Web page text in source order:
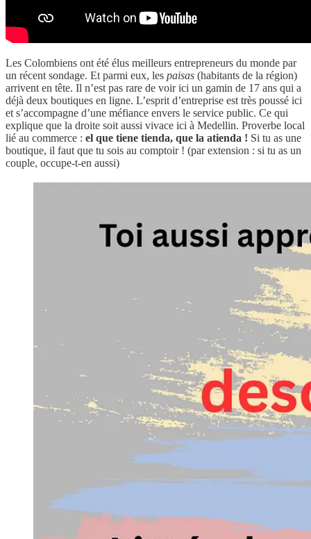
Les Colombiens ont été élus meilleurs entrepreneurs du monde par
un récent sondage. Et parmi eux, les paisas (habitants de la région)
arrivent en tête. Il n’est pas rare de voir ici un gamin de 17 ans qui a
déjà deux boutiques en ligne. L’esprit d’entreprise est très poussé ici
et s’accompagne d’une méfiance envers le service public. Ce qui
explique que la droite soit aussi vivace ici à Medellin. Proverbe local
lié au commerce : el que tiene tienda, que la atienda ! Si tu as une
boutique, il faut que tu sois au comptoir ! (par extension : si tu as un
couple, occupe-t-en aussi)